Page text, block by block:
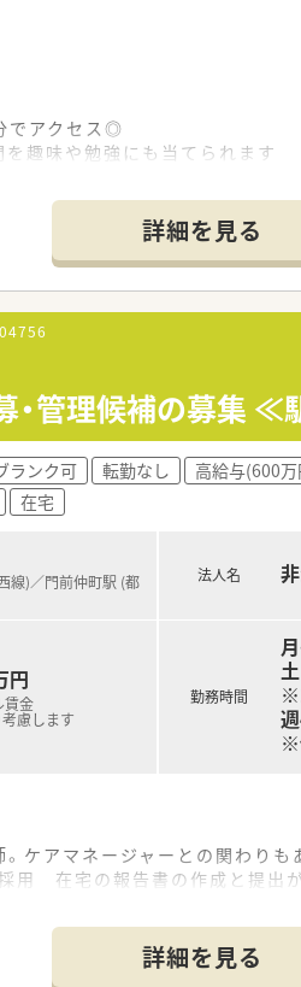
イフバランス（WLB）休暇9日
でアクセス◎
趣味や勉強にも当てられます
詳細を見る
・管理候補の募集
ランク可 転勤なし 高給与(600
在宅
線)／門前仲町駅 (都
円
金
考慮します
法人名
勤務時間
※
ケアマネージャーとの関わりも
用 在宅の報告書の作成と提出が
剤師」をお持ちの方が5名在籍（
は別で専門部署があるため、営
詳細を見る